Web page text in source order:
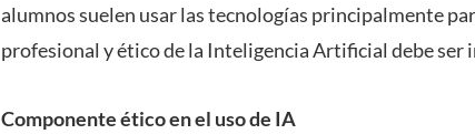
alumnos suelen usar las tecnologías principalmente
profesional y ético de la Inteligencia Artificial debe ser
Componente ético en el uso de IA